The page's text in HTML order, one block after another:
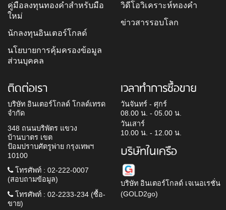
คู่มือลงทุนทองคำสำหรับมือ
ใหม่
นักลงทุนอินเตอร์โกลด์
นโยบายการคุ้มครองข้อมูล
ส่วนบุคคล
วิดีโอวิเคราะห์ทองคำ
ข่าวสารรอบโลก
ติดต่อเรา
บริษัท อินเตอร์โกลด์ โกลด์เทรด
จำกัด
348 ถนนบริพัตร แขวง
บ้านบาตร เขต
ป้อมปราบศัตรูพ่าย กรุงเทพฯ
10100
โทรศัพท์ : 02-222-0007
(สอบถามข้อมูล)
โทรศัพท์ : 02-2233-234 (ซื้อ-
ขาย)
เวลาทำการซื้อขาย
วันจันทร์ - ศุกร์
08.00 น. - 05.00 น.
วันเสาร์
10.00 น. - 12.00 น.
บริษัทในเครือ
บริษัท อินเตอร์โกลด์ เจเนอเรชั่น
(GOLD2go)